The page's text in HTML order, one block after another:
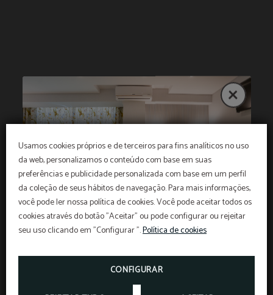
Usamos cookies próprios e de terceiros para fins analíticos no uso
da web, personalizamos o conteúdo com base em suas
preferências e publicidade personalizada com base em um perfil
da coleção de seus hábitos de navegação. Para mais informações,
você pode ler nossa política de cookies. Você pode aceitar todos os
cookies através do botão "Aceitar" ou pode configurar ou rejeitar
seu uso clicando em "Configurar ".Política de cookies
CONFIGURAR
DESFRUTE DO NOSSO DESCONTO EXCLUSIVO DE